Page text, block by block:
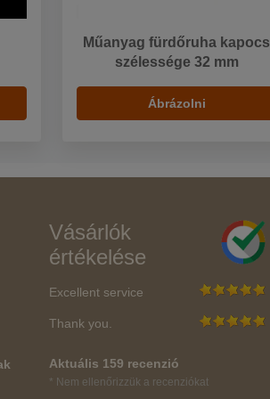
Műanyag fürdőruha kapocs
szélessége 32 mm
Ábrázolni
Vásárlók
értékelése
Excellent service
Thank you.
Aktuális 159 recenzió
* Nem ellenőrizzük a recenziókat